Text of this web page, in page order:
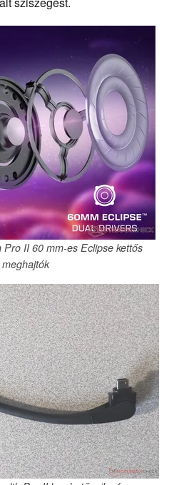
Pro II 60 mm-es Eclipse kettős
meghajtók